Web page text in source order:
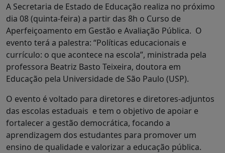
A Secretaria de Estado de Educação realiza no próximo
dia 08 (quinta-feira) a partir das 8h o Curso de
Aperfeiçoamento em Gestão e Avaliação Pública. O
evento terá a palestra: “Políticas educacionais e
currículo: o que acontece na escola”, ministrada pela
professora Beatriz Basto Teixeira, doutora em
Educação pela Universidade de São Paulo (USP).
O evento é voltado para diretores e diretores-adjuntos
das escolas estaduais e tem o objetivo de apoiar e
fortalecer a gestão democrática, focando a
aprendizagem dos estudantes para promover um
ensino de qualidade e valorizar a educação pública.